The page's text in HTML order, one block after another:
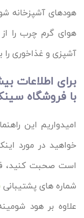
هودهای آشپزخانه
هوای گرم چرب را
آشپزی و غذاخوری را
برای اطلاعات
با فروشگاه
امیدواریم این
خواهید در مورد
است صحبت کنید،
شماره های پشتیبانی
علاوه بر هود